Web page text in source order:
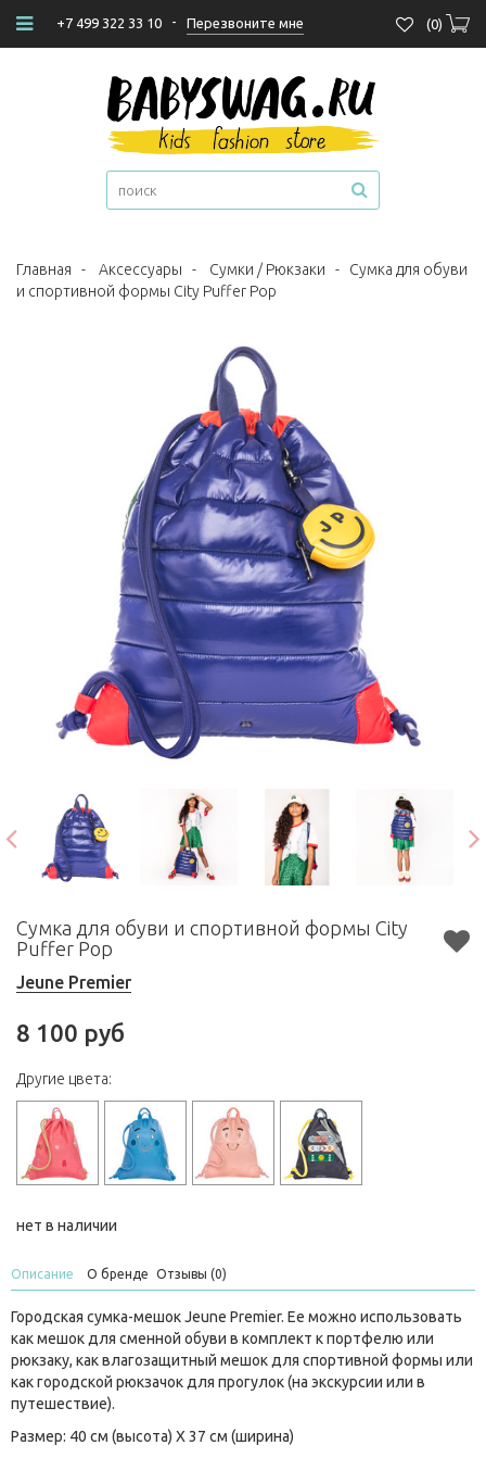
+7 499 322 33 10 - Перезвоните мне (0)
Главная - Аксессуары - Сумки / Рюкзаки - Сумка для обуви
и спортивной формы City Puffer Pop
Сумка для обуви и спортивной формы City
Puffer Pop
Jeune Premier
8 100 руб
Другие цвета:
нет в наличии
Описание О бренде Отзывы (0)
Городская сумка-мешок Jeune Premier. Ее можно использовать
как мешок для сменной обуви в комплект к портфелю или
рюкзаку, как влагозащитный мешок для спортивной формы или
как городской рюкзачок для прогулок (на экскурсии или в
путешествие).
Размер: 40 см (высота) Х 37 см (ширина)